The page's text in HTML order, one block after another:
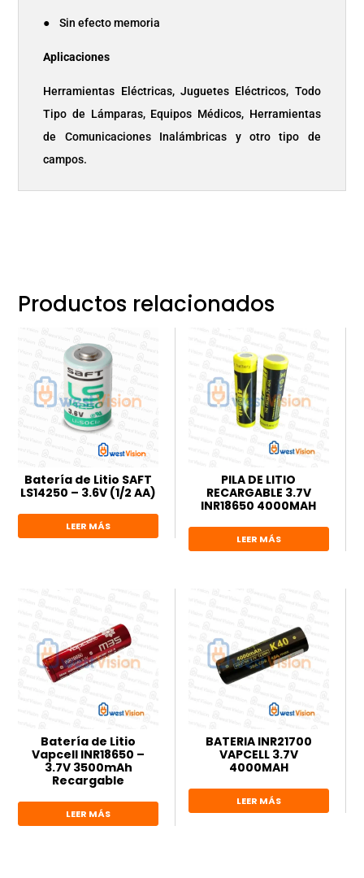
● Sin efecto memoria
Aplicaciones
Herramientas Eléctricas, Juguetes Eléctricos, Todo
Tipo de Lámparas, Equipos Médicos, Herramientas
de Comunicaciones Inalámbricas y otro tipo de
campos.
Productos relacionados
Batería de Litio SAFT
LS14250 – 3.6V (1/2 AA)
LEER MÁS
PILA DE LITIO
RECARGABLE 3.7V
INR18650 4000MAH
LEER MÁS
Batería de Litio
Vapcell INR18650 –
3.7V 3500mAh
Recargable
LEER MÁS
BATERIA INR21700
VAPCELL 3.7V
4000MAH
LEER MÁS